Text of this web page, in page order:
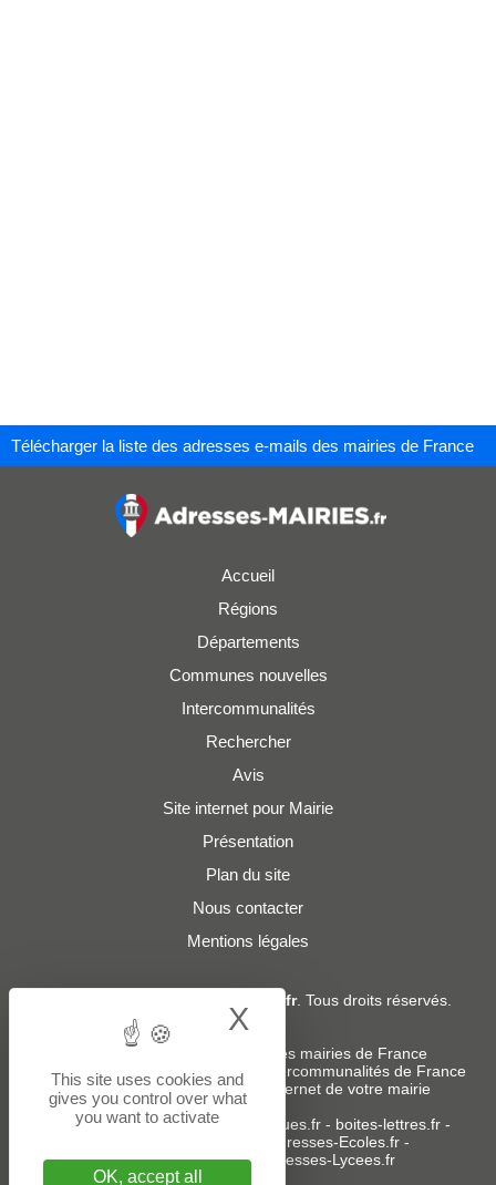
Télécharger la liste des adresses e-mails des mairies de France
Accueil
Régions
Départements
Communes nouvelles
Intercommunalités
Rechercher
Avis
Site internet pour Mairie
Présentation
Plan du site
Nous contacter
Mentions légales
Adresses-Mairies.fr. Tous droits réservés.
Services :
Liste des adresses e-mails des mairies de France
Liste des adresses e-mails des intercommunalités de France
-Création ou refonte du site internet de votre mairie
Sites partenaires:donneespubliques.fr- boites-lettres.fr-
Adresses-Ecoles.fr -
Adresses-Colleges.fr- Adresses-Lycees.fr
This site uses cookies and
gives you control over what
you want to activate
OK, accept all
X